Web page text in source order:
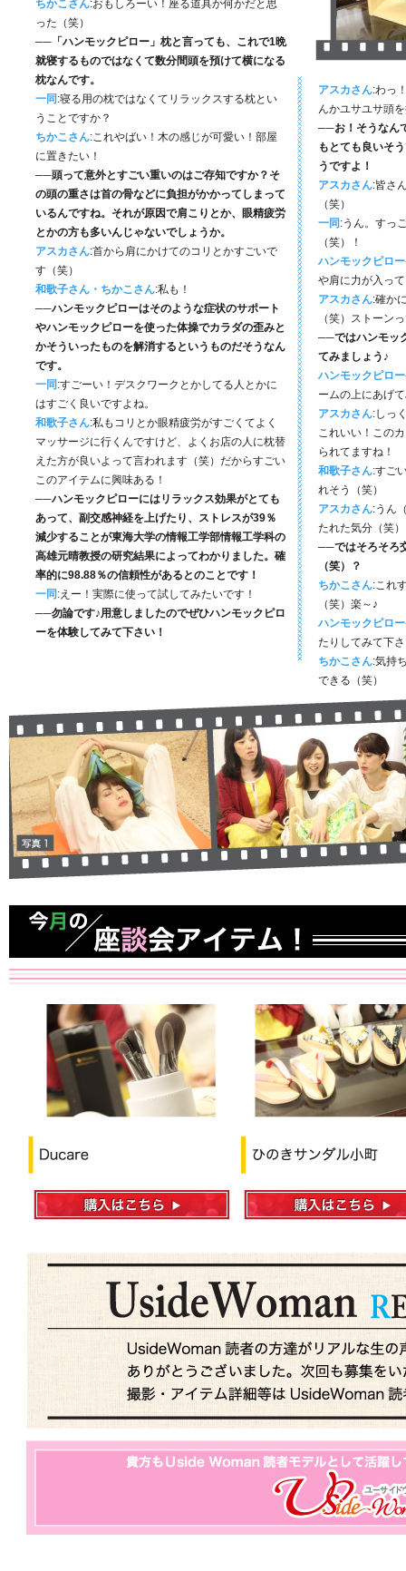
ちかこさん:おもしろーい！座る道具か何かだと思
った（笑）
──「ハンモックピロー」枕と言っても、これで1晩
就寝するものではなくて数分間頭を預けて横になる
枕なんです。
一同 :寝る用の枕ではなくてリラックスする枕とい
うことですか？
ちかこさん:これやばい！木の感じが可愛い！部屋
に置きたい！
──頭って意外とすごい重いのはご存知ですか？そ
の頭の重さは首の骨などに負担がかかってしまって
いるんですね。それが原因で肩こりとか、眼精疲労
とかの方も多いんじゃないでしょうか。
アスカさん:首から肩にかけてのコリとかすごいで
す（笑）
和歌子さん・ちかこさん:私も！
──ハンモックピローはそのような症状のサポート
やハンモックピローを使った体操でカラダの歪みと
かそういったものを解消するというものだそうなん
です。
一同 :すごーい！デスクワークとかしてる人とかに
はすごく良いですよね。
和歌子さん:私もコリとか眼精疲労がすごくてよく
マッサージに行くんですけど、よくお店の人に枕替
えた方が良いよって言われます（笑）だからすごい
このアイテムに興味ある！
──ハンモックピローにはリラックス効果がとても
あって、副交感神経を上げたり、ストレスが39％
減少することが東海大学の情報工学部情報工学科の
高雄元晴教授の研究結果によってわかりました。確
率的に98.88％の信頼性があるとのことです！
一同 :えー！実際に使って試してみたいです！
──勿論です♪用意しましたのでぜひハンモックピロ
ーを体験してみて下さい！
アスカさん:わっ
んかユサユサ頭
──お！そうなん
もとても良いそ
うですよ！
アスカさん:皆さ
（笑）
一同 :うん。すっ
（笑）！
ハンモックピロ
や肩に力が入っ
アスカさん:確か
（笑）ストーン
──ではハンモッ
てみましょう♪
ハンモックピロ
ームの上にあげ
アスカさん:しっ
これいい！この
られてますね！
和歌子さん:すご
れそう（笑）
アスカさん:うん
たれた気分（笑）
──ではそろそろ
（笑）？
ちかこさん:これ
（笑）楽～♪
ハンモックピロ
たりしてみて下
ちかこさん:気持
できる（笑）